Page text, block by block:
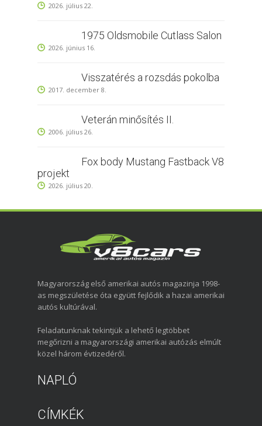
2026. július 22.
1975 Oldsmobile Cutlass Salon
2026. június 16.
Visszatérés a rozsdás pokolba
2017. december 8.
Veterán minősítés II.
2006. július 26.
Fox body Mustang Fastback V8
projekt
2026. július 20.
Magyarország első amerikai autós magazinja 1998-
as megszületése óta együtt fejlődik a hazai amerikai
autós kultúrával.
Feladatunknak tekintjük a lehető legtöbbet
megőrizni a magyarországi amerikai autózás elmúlt
közel három évtizedéről.
NAPLÓ
CÍMKÉK